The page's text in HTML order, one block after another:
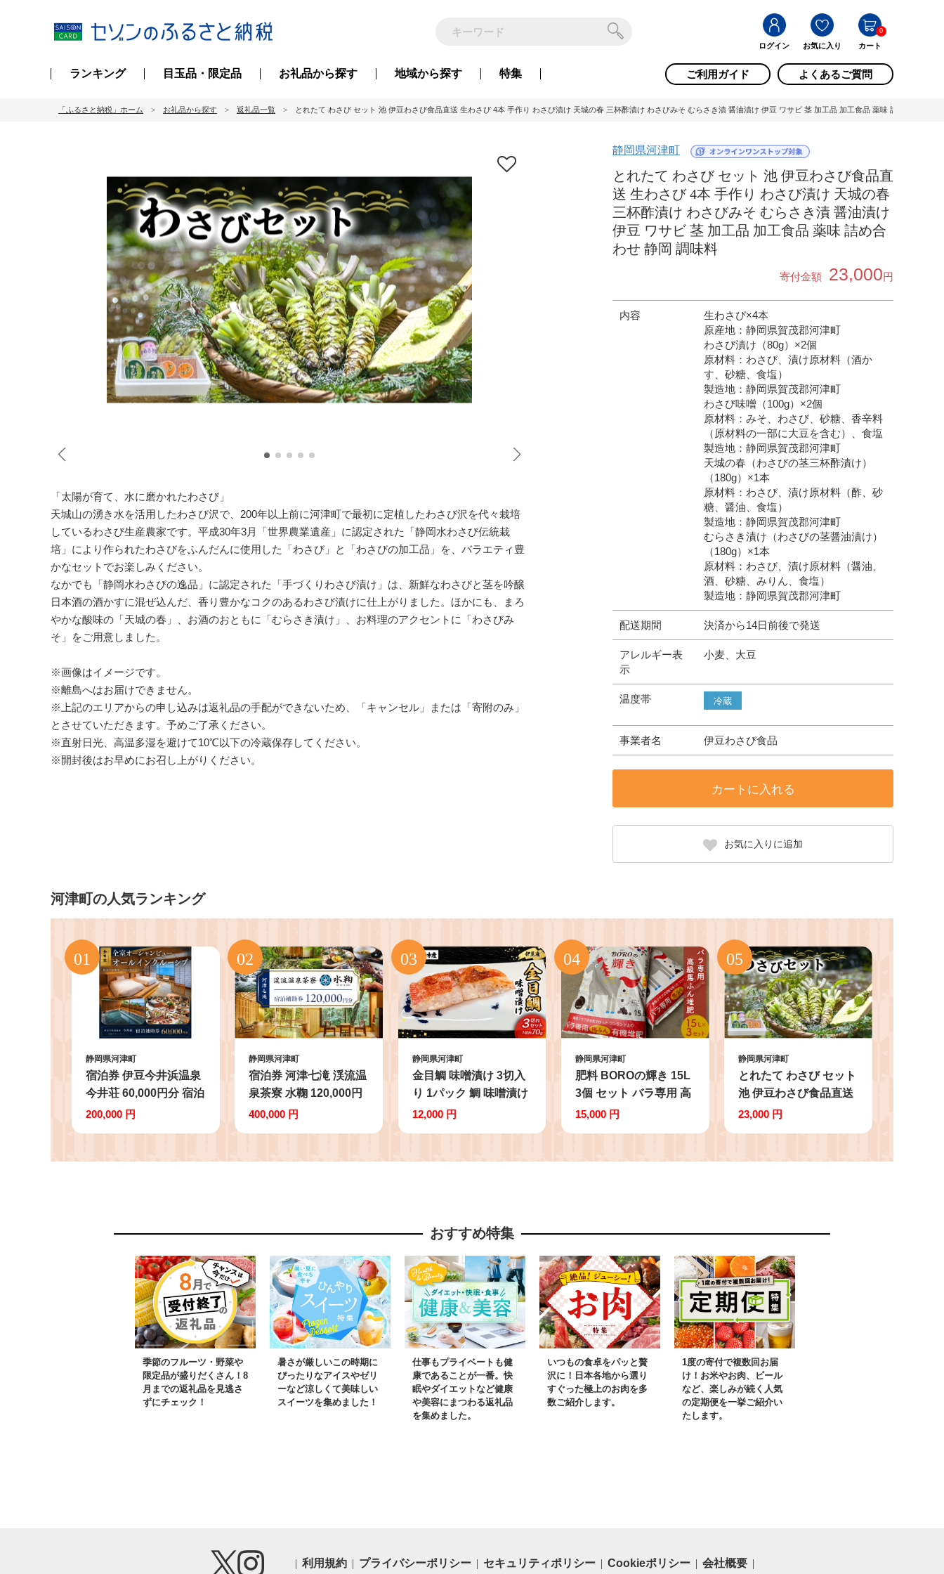
ログイン お気に入り カート
0
ランキング 目玉品・限定品 お礼品から探す 地域から探す 特集 ご利用ガイド よくあるご質問
「ふるさと納税」ホーム お礼品から探す 返礼品一覧 とれたて わさび セット 池 伊豆わさび食品直送 生わさび 4本 手作り わさび漬け 天城の春 三杯酢漬け わさびみそ むらさき漬 醤油漬け 伊豆 ワサビ 茎 加工品 加工食品 薬味 詰め合わせ 静
静岡県河津町
とれたて わさび セット 池 伊豆わさび食品直
送 生わさび 4本 手作り わさび漬け 天城の春
三杯酢漬け わさびみそ むらさき漬 醤油漬け
伊豆 ワサビ 茎 加工品 加工食品 薬味 詰め合
わせ 静岡 調味料
寄付金額 23,000円
内容
生わさび×4本
原産地：静岡県賀茂郡河津町
わさび漬け（80g）×2個
原材料：わさび、漬け原材料（酒か
す、砂糖、食塩）
製造地：静岡県賀茂郡河津町
わさび味噌（100g）×2個
原材料：みそ、わさび、砂糖、香辛料
（原材料の一部に大豆を含む）、食塩
製造地：静岡県賀茂郡河津町
天城の春（わさびの茎三杯酢漬け）
（180g）×1本
原材料：わさび、漬け原材料（酢、砂
糖、醤油、食塩）
製造地：静岡県賀茂郡河津町
むらさき漬け（わさびの茎醤油漬け）
（180g）×1本
原材料：わさび、漬け原材料（醤油、
酒、砂糖、みりん、食塩）
製造地：静岡県賀茂郡河津町
配送期間 決済から14日前後で発送
アレルギー表
示
小麦、大豆
温度帯 冷蔵
事業者名 伊豆わさび食品
カートに入れる
お気に入りに追加
「太陽が育て、水に磨かれたわさび」
天城山の湧き水を活用したわさび沢で、200年以上前に河津町で最初に定植したわさび沢を代々栽培
しているわさび生産農家です。平成30年3月「世界農業遺産」に認定された「静岡水わさび伝統栽
培」により作られたわさびをふんだんに使用した「わさび」と「わさびの加工品」を、バラエティ豊
かなセットでお楽しみください。
なかでも「静岡水わさびの逸品」に認定された「手づくりわさび漬け」は、新鮮なわさびと茎を吟醸
日本酒の酒かすに混ぜ込んだ、香り豊かなコクのあるわさび漬けに仕上がりました。ほかにも、まろ
やかな酸味の「天城の春」、お酒のおともに「むらさき漬け」、お料理のアクセントに「わさびみ
そ」をご用意しました。
※画像はイメージです。
※離島へはお届けできません。
※上記のエリアからの申し込みは返礼品の手配ができないため、「キャンセル」または「寄附のみ」
とさせていただきます。予めご了承ください。
※直射日光、高温多湿を避けて10℃以下の冷蔵保存してください。
※開封後はお早めにお召し上がりください。
河津町の人気ランキング
静岡県河津町
宿泊券 伊豆今井浜温泉
今井荘 60,000円分 宿泊
補助券 旅行 旅行券 温
200,000 円
静岡県河津町
宿泊券 河津七滝 渓流温
泉茶寮 水鞠 120,000円
分 補助券 旅行券 温泉
400,000 円
静岡県河津町
金目鯛 味噌漬け 3切入
り 1パック 鯛 味噌漬け
味噌 田舎味噌 金目鯛
町
12,000 円
静岡県河津町
肥料 BOROの輝き 15L
3個 セット バラ専用 高
級 馬糞 有機堆肥 ガー
15,000 円
静岡県河津町
とれたて わさび セット
池 伊豆わさび食品直送
生わさび 4本 手作り わ
さき漬 醤油漬け 伊豆
23,000 円
おすすめ特集
季節のフルーツ・野菜や
限定品が盛りだくさん！8
月までの返礼品を見逃さ
ずにチェック！
暑さが厳しいこの時期に
ぴったりなアイスやゼリ
ーなど涼しくて美味しい
スイーツを集めました！
仕事もプライベートも健
康であることが一番。快
眠やダイエットなど健康
や美容にまつわる返礼品
を集めました。
いつもの食卓をパッと贅
沢に！日本各地から選り
すぐった極上のお肉を多
数ご紹介します。
1度の寄付で複数回お届
け！お米やお肉、ビール
など、楽しみが続く人気
の定期便を一挙ご紹介い
たします。
利用規約 プライバシーポリシー セキュリティポリシー Cookieポリシー 会社概要